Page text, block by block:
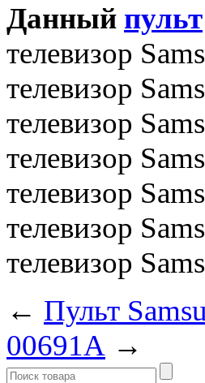
Данный пульт
телевизор
телевизор
телевизор
телевизор
телевизор
телевизор
телевизор
← Пульт
00691A →